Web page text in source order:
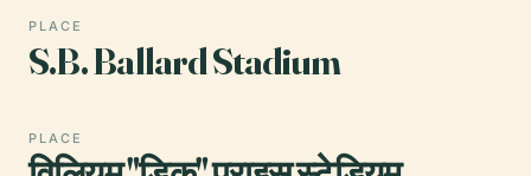
PLACE
S.B. Ballard Stadium
PLACE